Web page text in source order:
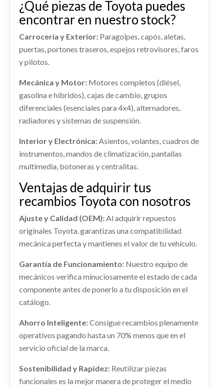
Consultar
REFUERZO PARAGOLPES DELANTERO usado.
TOYOTA YARIS CROSS HYBRID 2WD ACTIVE TECH
Ref: 2259899
Consultar
TRANSMISION DELANTERA DERECHA
434100D810
TRANSMISION DELANTERA DERECHA... usado.
Ref: 2259904 OEM: 434100D810
Consultar
TRANSMISION DELANTERA IZQUIERDA
45130K0040C0
AIRBAG DELANTERO IZQUIERDO... usado.
2259865 45130K0040C0
SALPICADERO
SALPICADERO usado.
TOYOTA YARIS CROSS HYBRID 2WD ACTIVE TECH
Ref: 2259903
RADIADOR AGUA
RADIADOR AGUA usado.
Ref:
Consultar
AMORTIGUADOR DELANTERO
IZQUIERDO 485200D530
AMORTIGUADOR DELANTERO IZQUIERDO...
usado.
Consultar
AMORTIGUADOR TRASERO DERECHO
AMORTIGUADOR TRASERO DERECHO usado.
Ref: 2259870
¿Qué piezas de Toyota puedes
encontrar en nuestro stock?
Carrocería y Exterior: Paragolpes, capós, aletas,
puertas, portones traseros, espejos retrovisores, faros
y pilotos.
Mecánica y Motor: Motores completos (diésel,
gasolina e híbridos), cajas de cambio, grupos
diferenciales (esenciales para 4x4), alternadores,
radiadores y sistemas de suspensión.
Interior y Electrónica:Asientos, volantes, cuadros de
instrumentos, mandos de climatización, pantallas
multimedia, botoneras y centralitas.
Ventajas de adquirir tus
recambios Toyota con nosotros
Ajuste y Calidad (OEM):Al adquirir repuestos
originales Toyota, garantizas una compatibilidad
mecánica perfecta y mantienes el valor de tu vehículo.
Garantía de Funcionamiento: Nuestro equipo de
mecánicos verifica minuciosamente el estado de cada
componente antes de ponerlo a tu disposición en el
catálogo.
Ahorro Inteligente:Consigue recambios plenamente
operativos pagando hasta un 70% menos que en el
servicio oficial de la marca.
Sostenibilidad y Rapidez: Reutilizar piezas
funcionales es la mejor manera de proteger el medio